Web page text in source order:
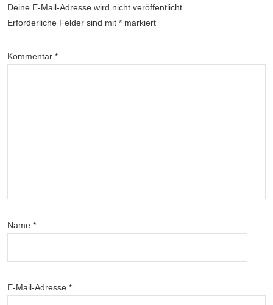
Deine E-Mail-Adresse wird nicht veröffentlicht.
Erforderliche Felder sind mit * markiert
Kommentar *
Name *
E-Mail-Adresse *